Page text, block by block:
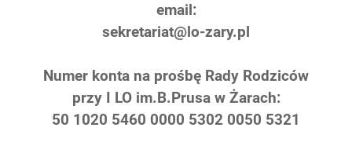
email:
sekretariat@lo-zary.pl
Numer konta na prośbę Rady Rodziców
przy I LO im.B.Prusa w Żarach:
50 1020 5460 0000 5302 0050 5321